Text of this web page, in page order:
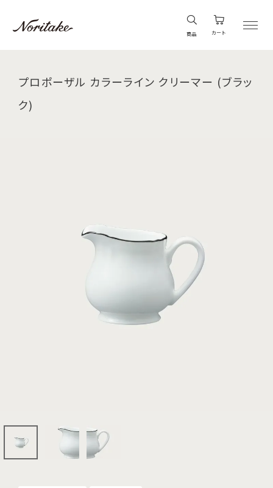
商品 カート
プロポーザル カラーライン クリーマー (ブラッ
ク)